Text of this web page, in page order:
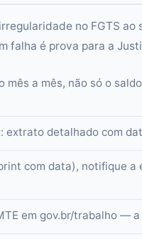
no FGTS ao
falha é prova para a
mês a mês, não só o
extrato detalhado com
com data), notifique
em gov.br/trabalho —